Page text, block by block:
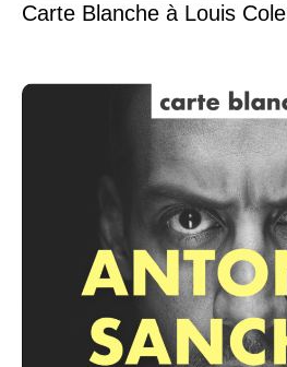
Carte Blanche à Louis Cole